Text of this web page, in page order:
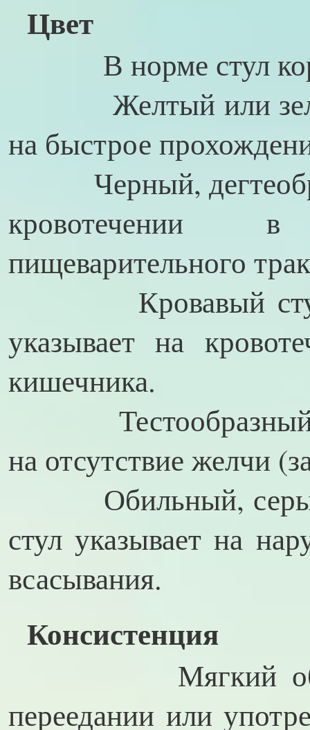
Цвет
В норме стул
Желтый или
на быстрое
Черный,
кровотечении
пищеварительного
Кровавый стул
указывает на
кишечника.
Тестообразный,
на отсутствие желчи
Обильный, серый,
стул указывает на
всасывания.
Консистенция
Мягкий
переедании или